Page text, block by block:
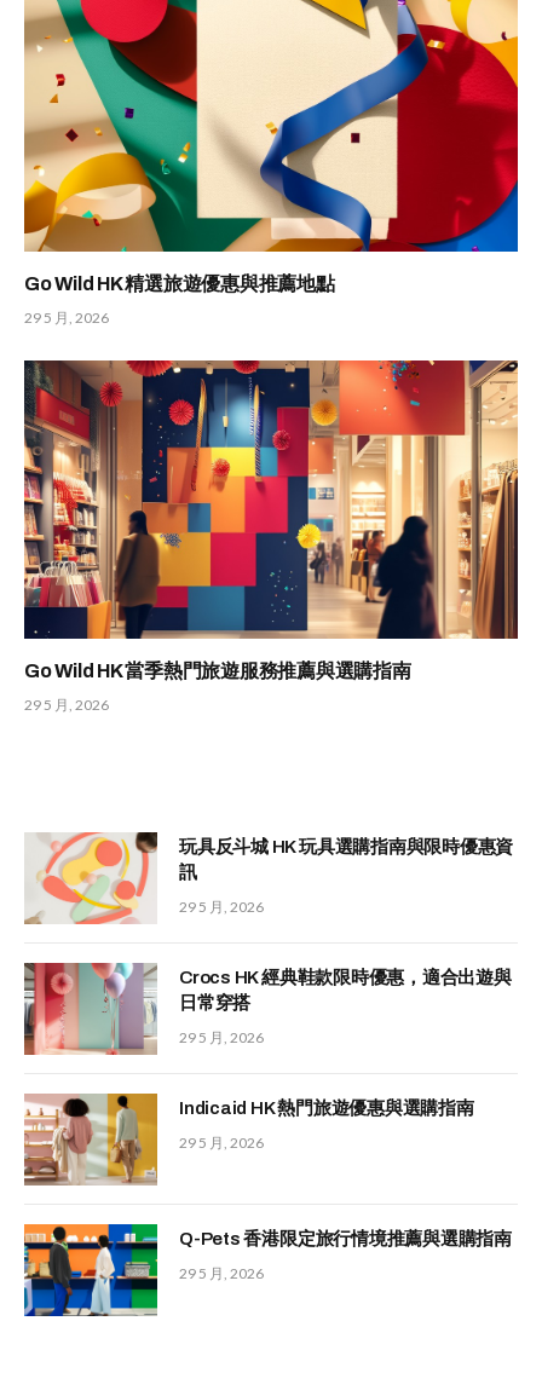
Go Wild HK 精選旅遊優惠與推薦地點
29 5 月, 2026
Go Wild HK 當季熱門旅遊服務推薦與選購指南
29 5 月, 2026
玩具反斗城 HK 玩具選購指南與限時優惠資
訊
29 5 月, 2026
Crocs HK 經典鞋款限時優惠，適合出遊與
日常穿搭
29 5 月, 2026
Indicaid HK 熱門旅遊優惠與選購指南
29 5 月, 2026
Q-Pets 香港限定旅行情境推薦與選購指南
29 5 月, 2026